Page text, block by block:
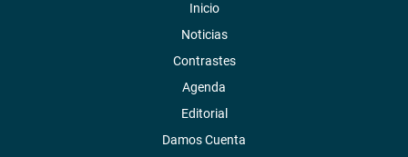
Inicio
Noticias
Contrastes
Agenda
Editorial
Damos Cuenta